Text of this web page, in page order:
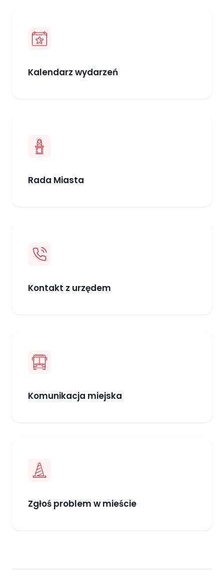
Kalendarz wydarzeń
Rada Miasta
Kontakt z urzędem
Komunikacja miejska
Zgłoś problem w mieście